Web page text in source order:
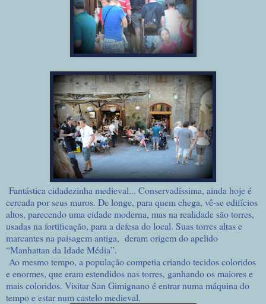
Fantástica cidadezinha medieval... Conservadíssima, ainda hoje é
cercada por seus muros. De longe, para quem chega, vê-se edifícios
altos, parecendo uma cidade moderna, mas na realidade são torres,
usadas na fortificação, para a defesa do local. Suas torres altas e
marcantes na paisagem antiga, deram origem do apelido
“Manhattan da Idade Média”.
Ao mesmo tempo, a população competia criando tecidos coloridos
e enormes, que eram estendidos nas torres, ganhando os maiores e
mais coloridos. Visitar San Gimignano é entrar numa máquina do
tempo e estar num castelo medieval.